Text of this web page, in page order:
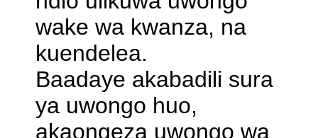
wake wa kwanza, na
kuendelea.
Baadaye akabadili sura
ya uwongo huo,
akaongeza uwongo wa